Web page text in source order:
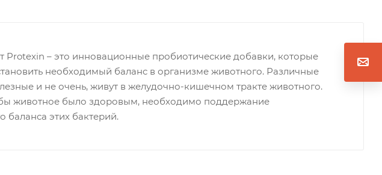
Protexin – это инновационные пробиотические добавки, которые
необходимый баланс в организме животного. Различные
и не очень, живут в желудочно-кишечном тракте животного.
животное было здоровым, необходимо поддержание
баланса этих бактерий.